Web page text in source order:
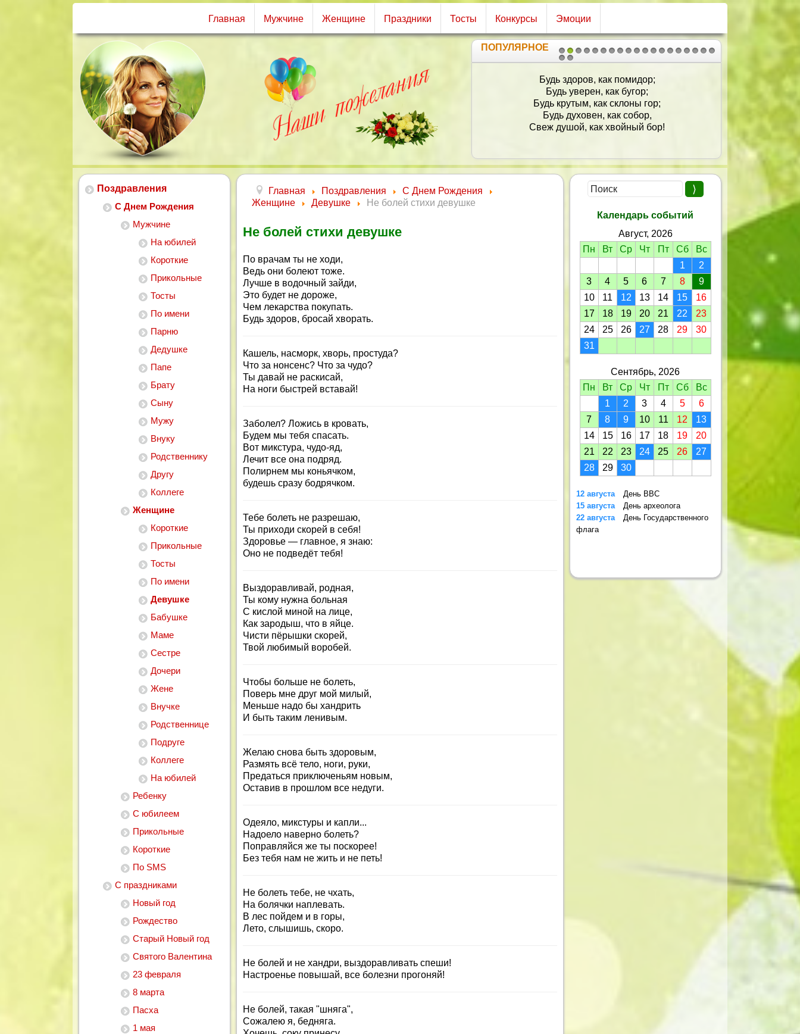
Главная Мужчине Женщине Праздники Тосты Конкурсы Эмоции
1 2
2021
ПОПУЛЯРНОЕ
Будь здоров, как помидор;
Будь уверен, как бугор;
Будь крутым, как склоны гор;
Будь духовен, как собор,
Свеж душой, как хвойный бор!
Поздравления
С Днем Рождения
Мужчине
На юбилей
Короткие
Прикольные
Тосты
По имени
Парню
Дедушке
Папе
Брату
Сыну
Мужу
Внуку
Родственнику
Другу
Коллеге
Женщине
Короткие
Прикольные
Тосты
По имени
Девушке
Бабушке
Маме
Сестре
Дочери
Жене
Внучке
Родственнице
Подруге
Коллеге
На юбилей
Ребенку
С юбилеем
Прикольные
Короткие
По SMS
С праздниками
Новый год
Рождество
Старый Новый год
Святого Валентина
23 февраля
8 марта
Пасха
1 мая
Главная Поздравления
С Днем Рождения
Женщине
Девушке Не болей стихи девушке
Не болей стихи девушке
По врачам ты не ходи,
Ведь они болеют тоже.
Лучше в водочный зайди,
Это будет не дороже,
Чем лекарства покупать.
Будь здоров, бросай хворать.
Кашель, насморк, хворь, простуда?
Что за нонсенс? Что за чудо?
Ты давай не раскисай,
На ноги быстрей вставай!
Заболел? Ложись в кровать,
Будем мы тебя спасать.
Вот микстура, чудо-яд,
Лечит все она подряд.
Полирнем мы коньячком,
будешь сразу бодрячком.
Тебе болеть не разрешаю,
Ты приходи скорей в себя!
Здоровье — главное, я знаю:
Оно не подведёт тебя!
Выздоравливай, родная,
Ты кому нужна больная
С кислой миной на лице,
Как зародыш, что в яйце.
Чисти пёрышки скорей,
Твой любимый воробей.
Чтобы больше не болеть,
Поверь мне друг мой милый,
Меньше надо бы хандрить
И быть таким ленивым.
Желаю снова быть здоровым,
Размять всё тело, ноги, руки,
Предаться приключеньям новым,
Оставив в прошлом все недуги.
Одеяло, микстуры и капли...
Надоело наверно болеть?
Поправляйся же ты поскорее!
Без тебя нам не жить и не петь!
Не болеть тебе, не чхать,
На болячки наплевать.
В лес пойдем и в горы,
Лето, слышишь, скоро.
Не болей и не хандри, выздоравливать спеши!
Настроенье повышай, все болезни прогоняй!
Не болей, такая "шняга",
Сожалею я, бедняга.
Календарь событий
Август, 2026
Пн
Вт Ср Чт Пт Сб
Вс
1
2
3
4 5 6 7 8
9
10
11 12 13 14 15
16
17
18 19 20 21 22
23
24
25 26 27 28 29
30
31
Сентябрь, 2026
Пн
Вт Ср Чт Пт Сб
Вс
1
2 3 4 5
6
7
8 9 10 11 12
13
14
15 16 17 18 19
20
21
22 23 24 25 26
27
28
29 30
12 августа
День ВВС
15 августа
День археолога
22 августа
День Государственного
флага